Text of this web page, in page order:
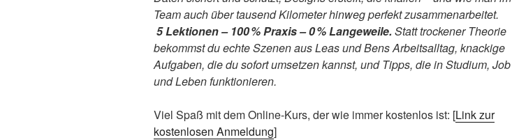
Team auch über tausend Kilometer hinweg perfekt zusammenarbeitet.
5 Lektionen – 100 % Praxis – 0 % Langeweile. Statt trockener Theorie
bekommst du echte Szenen aus Leas und Bens Arbeitsalltag, knackige
Aufgaben, die du sofort umsetzen kannst, und Tipps, die in Studium, Job
und Leben funktionieren.
Viel Spaß mit dem Online-Kurs, der wie immer kostenlos ist: [Link zur
kostenlosen Anmeldung]